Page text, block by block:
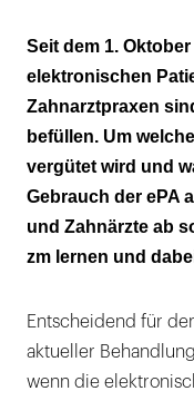
So erhalten
Seit dem 1.
elektronischen
Zahnarztpraxen
befüllen. Um
vergütet wird und
Gebrauch der ePA
und Zahnärzte ab
zm lernen und
Entscheidend für
aktueller
wenn die